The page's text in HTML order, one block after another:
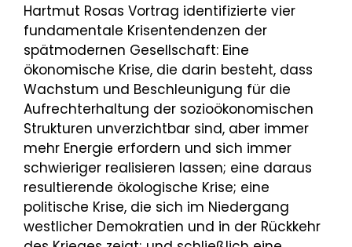
Hartmut Rosas Vortrag identifizierte vier
fundamentale Krisentendenzen der
spätmodernen Gesellschaft: Eine
ökonomische Krise, die darin besteht, dass
Wachstum und Beschleunigung für die
Aufrechterhaltung der sozioökonomischen
Strukturen unverzichtbar sind, aber immer
mehr Energie erfordern und sich immer
schwieriger realisieren lassen; eine daraus
resultierende ökologische Krise; eine
politische Krise, die sich im Niedergang
westlicher Demokratien und in der Rückkehr